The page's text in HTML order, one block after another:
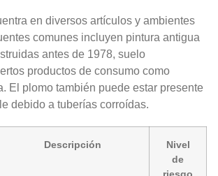
en diversos artículos y ambientes
comunes incluyen pintura antigua
antes de 1978, suelo
productos de consumo como
El plomo también puede estar presente
debido a tuberías corroídas.
Descripción
Nivel
de